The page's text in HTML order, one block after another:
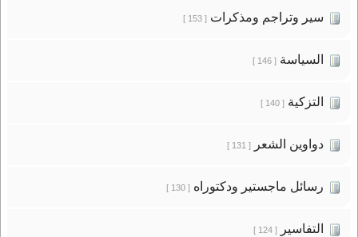
سير وتراجم ومذكرات[ 153 ]
السياسة[ 146 ]
التزكية[ 140 ]
دواوين الشعر[ 131 ]
رسائل ماجستير ودكتوراه[ 130 ]
التفاسير[ 124 ]